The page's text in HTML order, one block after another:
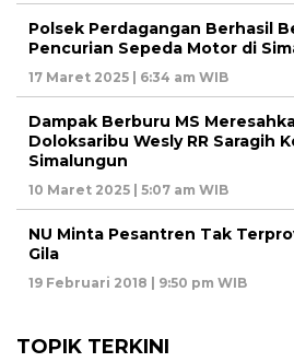
Polsek Perdagangan Berhasil
Pencurian Sepeda Motor di
17 Maret 2025 | 6:34 am WIB
Dampak Berburu MS
Doloksaribu Wesly RR Saragih
Simalungun
10 Maret 2025 | 5:07 am WIB
NU Minta Pesantren Tak
Gila
19 Februari 2018 | 9:50 pm WIB
TOPIK TERKINI